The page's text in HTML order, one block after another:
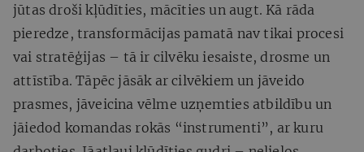
jūtas droši kļūdīties, mācīties un augt. Kā rāda
pieredze, transformācijas pamatā nav tikai procesi
vai stratēģijas – tā ir cilvēku iesaiste, drosme un
attīstība. Tāpēc jāsāk ar cilvēkiem un jāveido
prasmes, jāveicina vēlme uzņemties atbildību un
jāiedod komandas rokās “instrumenti”, ar kuru